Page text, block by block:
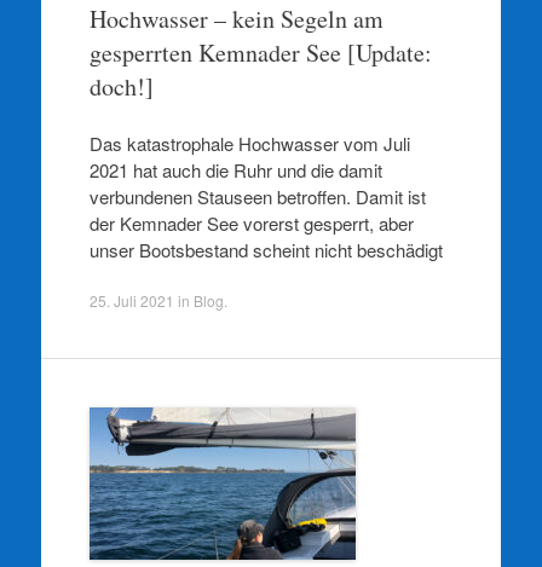
Hochwasser – kein Segeln am
gesperrten Kemnader See [Update:
doch!]
Das katastrophale Hochwasser vom Juli
2021 hat auch die Ruhr und die damit
verbundenen Stauseen betroffen. Damit ist
der Kemnader See vorerst gesperrt, aber
unser Bootsbestand scheint nicht beschädigt
25. Juli 2021 in Blog